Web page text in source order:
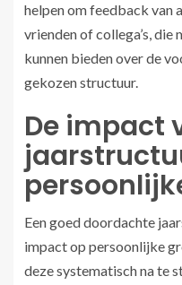
helpen om feedback van
vrienden of collega’s,
kunnen bieden over de
gekozen structuur.
De impact
Een goed doordachte
impact op persoonlijke
deze systematisch na te